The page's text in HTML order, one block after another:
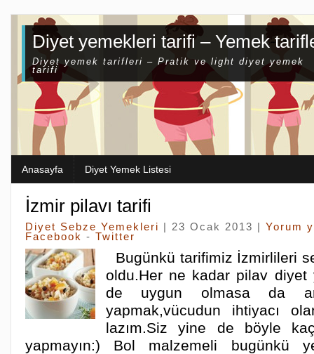
Diyet yemekleri tarifi – Yemek
Diyet yemek tarifleri – Pratik ve light diyet yemek
tarifi
Anasayfa Diyet Yemek Listesi
İzmir pilavı tarifi
Diyet Sebze Yemekleri | 23 Ocak 2013 | Yorum
Facebook - Twitter
Bugünkü tarifimiz İzmirlileri
oldu.Her ne kadar pilav diyet
de uygun olmasa da
yapmak,vücudun ihtiyacı
lazım.Siz yine de böyle
yapmayın:) Bol malzemeli bugünkü